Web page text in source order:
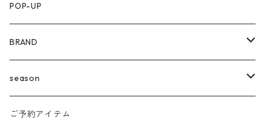
POP-UP
BRAND
agnost
amo
season
24ss
ご予約アイテム